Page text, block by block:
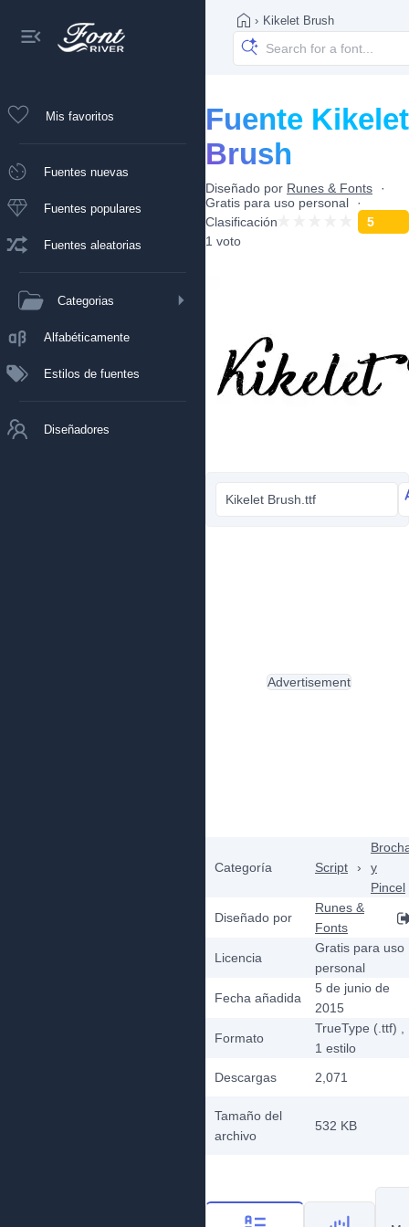
Mis favoritos
Fuentes nuevas
Fuentes populares
Fuentes aleatorias
Categorias
Alfabéticamente
Estilos de fuentes
Diseñadores
› Kikelet Brush
Fuente Kikelet
Brush
Diseñado por Runes & Fonts
Gratis para uso personal
Clasificación
5
1 voto
Kikelet Brush.ttf
Categoría Script ›
y
Pincel
Diseñado por
Runes &
Fonts
Licencia
Gratis para uso
personal
Fecha añadida
5 de junio de
2015
Formato
TrueType (.ttf)
1 estilo
Descargas
2,071
Tamaño del
archivo
532 KB
Advertisement